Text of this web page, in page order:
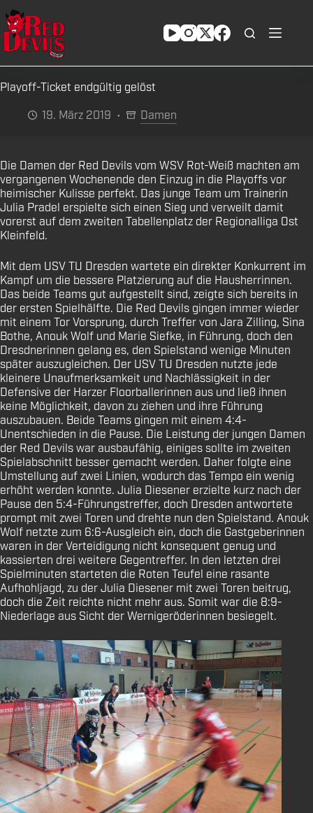
Zum
Inhalt
springen
Playoff-Ticket endgültig gelöst
19. März 2019
Damen
Die Damen der Red Devils vom WSV Rot-Weiß machten am
vergangenen Wochenende den Einzug in die Playoffs vor
heimischer Kulisse perfekt. Das junge Team um Trainerin
Julia Pradel erspielte sich einen Sieg und verweilt damit
vorerst auf dem zweiten Tabellenplatz der Regionalliga Ost
Kleinfeld.
Mit dem USV TU Dresden wartete ein direkter Konkurrent im
Kampf um die bessere Platzierung auf die Hausherrinnen.
Das beide Teams gut aufgestellt sind, zeigte sich bereits in
der ersten Spielhälfte. Die Red Devils gingen immer wieder
mit einem Tor Vorsprung, durch Treffer von Jara Zilling, Sina
Bothe, Anouk Wolf und Marie Siefke, in Führung, doch den
Dresdnerinnen gelang es, den Spielstand wenige Minuten
später auszugleichen. Der USV TU Dresden nutzte jede
kleinere Unaufmerksamkeit und Nachlässigkeit in der
Defensive der Harzer Floorballerinnen aus und ließ ihnen
keine Möglichkeit, davon zu ziehen und ihre Führung
auszubauen. Beide Teams gingen mit einem 4:4-
Unentschieden in die Pause. Die Leistung der jungen Damen
der Red Devils war ausbaufähig, einiges sollte im zweiten
Spielabschnitt besser gemacht werden. Daher folgte eine
Umstellung auf zwei Linien, wodurch das Tempo ein wenig
erhöht werden konnte. Julia Diesener erzielte kurz nach der
Pause den 5:4-Führungstreffer, doch Dresden antwortete
prompt mit zwei Toren und drehte nun den Spielstand. Anouk
Wolf netzte zum 6:6-Ausgleich ein, doch die Gastgeberinnen
waren in der Verteidigung nicht konsequent genug und
kassierten drei weitere Gegentreffer. In den letzten drei
Spielminuten starteten die Roten Teufel eine rasante
Aufhohljagd, zu der Julia Diesener mit zwei Toren beitrug,
doch die Zeit reichte nicht mehr aus. Somit war die 8:9-
Niederlage aus Sicht der Wernigeröderinnen besiegelt.